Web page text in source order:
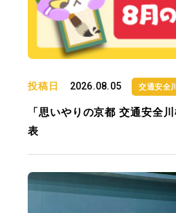
投稿日 2026.08.05 交通安全
「思いやりの京都 交通安全
表